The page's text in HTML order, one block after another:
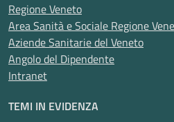
Regione Veneto
Area Sanità e Sociale Regione
Aziende Sanitarie del Veneto
Angolo del Dipendente
Intranet
TEMI IN EVIDENZA